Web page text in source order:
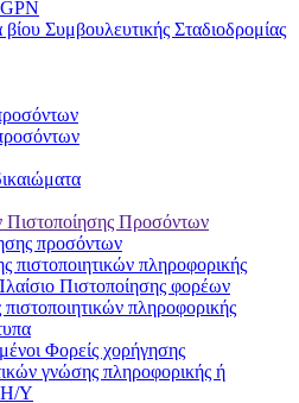
Συμβουλευτικής Σταδιοδρομίας
Πιστοποίησης Προσόντων
προσόντων
πιστοποιητικών πληροφορικής
Πιστοποίησης φορέων
πληροφορικής
Φορείς χορήγησης
γνώσης πληροφορικής ή
Η/Υ